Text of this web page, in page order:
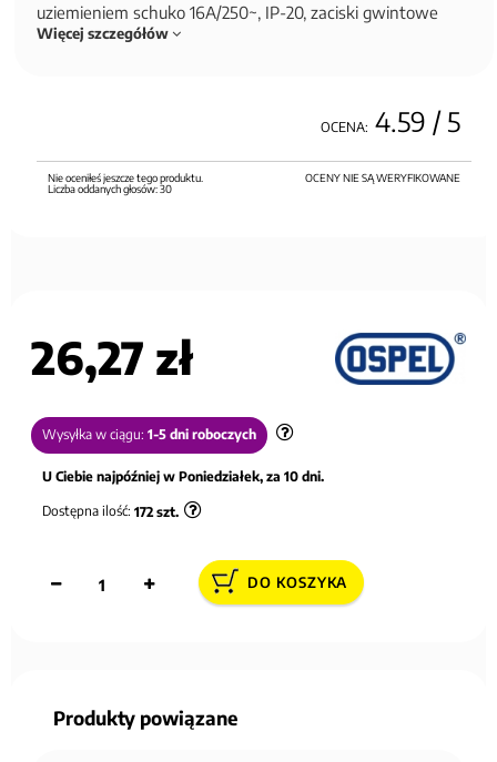
uziemieniem schuko 16A/250~, IP-20, zaciski gwintowe
Więcej szczegółów
OCENA: 4.59 / 5
OCENY NIE SĄ WERYFIKOWANE
Nie oceniłeś jeszcze tego produktu.
Liczba oddanych głosów:30
26,27 zł
Wysyłka w ciągu: 1-5 dni roboczych
U Ciebie najpóźniej w Poniedziałek, za 10 dni.
Dostępna ilość: 172 szt.
DO KOSZYKA
Produkty powiązane